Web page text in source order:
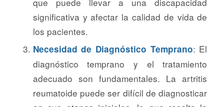
significativa y afectar la calidad de vida de
los pacientes.
Necesidad de Diagnóstico Temprano: El
diagnóstico temprano y el tratamiento
adecuado son fundamentales. La artritis
reumatoide puede ser difícil de diagnosticar